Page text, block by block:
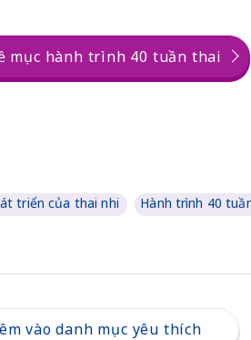
mục hành trình 40 tuần thai
triển của thai nhi Hành trình 40
vào danh mục yêu thích